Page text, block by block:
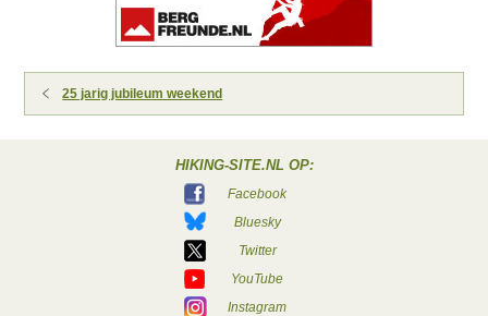
25 jarig jubileum weekend
HIKING-SITE.NL OP:
Facebook
Bluesky
Twitter
YouTube
Instagram